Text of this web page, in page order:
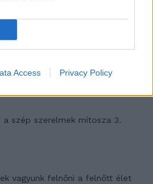
Access Privacy Policy
a szép szerelmek mítosza 3.
vagyunk felnőni a felnőtt élet